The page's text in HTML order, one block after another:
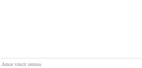
Amor vincit omnia.